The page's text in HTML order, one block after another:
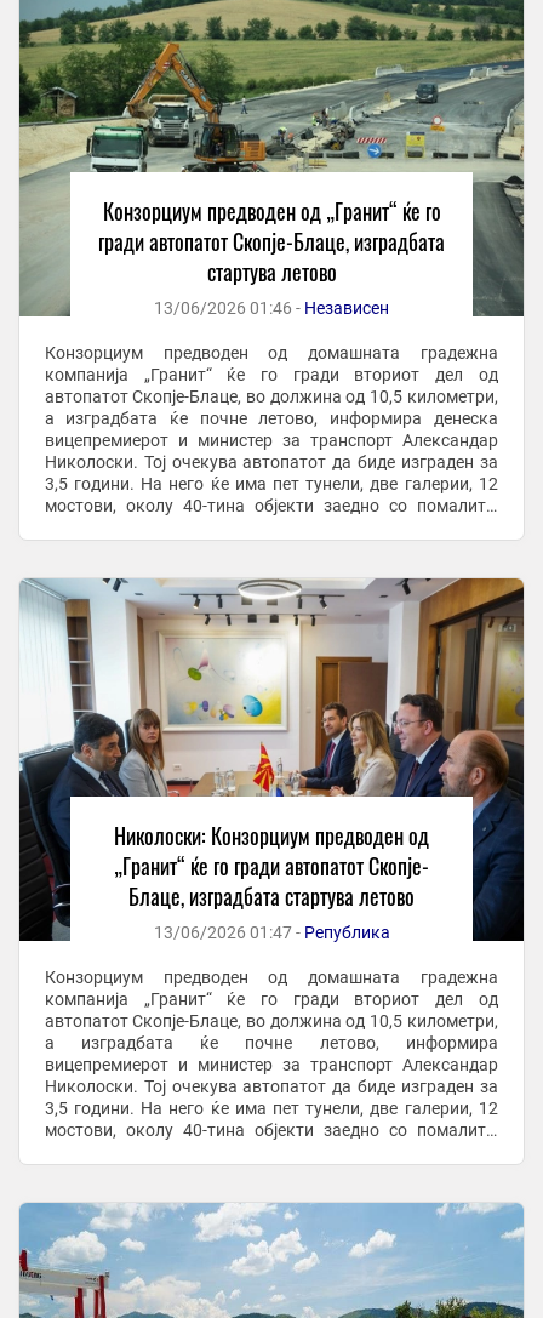
Конзорциум предводен од „Гранит“ ќе го
гради автопатот Скопје-Блаце, изградбата
стартува летово
13/06/2026 01:46 - Независен
Конзорциум предводен од домашната градежна
компанија „Гранит“ ќе го гради вториот дел од
автопатот Скопје-Блаце, во должина од 10,5 километри,
а изградбата ќе почне летово, информира денеска
вицепремиерот и министер за транспорт Александар
Николоски. Тој очекува автопатот да биде изграден за
3,5 години. На него ќе има пет тунели, две галерии, 12
мостови, околу 40-тина објекти заедно со помалите.
Николоски: Конзорциум предводен од
„Гранит“ ќе го гради автопатот Скопје-
Блаце, изградбата стартува летово
13/06/2026 01:47 - Република
Конзорциум предводен од домашната градежна
компанија „Гранит“ ќе го гради вториот дел од
автопатот Скопје-Блаце, во должина од 10,5 километри,
а изградбата ќе почне летово, информира
вицепремиерот и министер за транспорт Александар
Николоски. Тој очекува автопатот да биде изграден за
3,5 години. На него ќе има пет тунели, две галерии, 12
мостови, околу 40-тина објекти заедно со помалите.